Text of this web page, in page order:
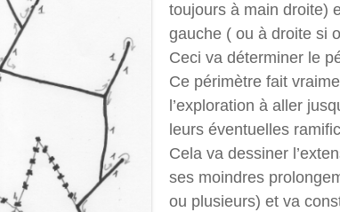
toujours à main droite)
gauche ( ou à droite si
Ceci va déterminer le
Ce périmètre fait
l’exploration à aller
leurs éventuelles
Cela va dessiner
ses moindres
ou plusieurs) et va